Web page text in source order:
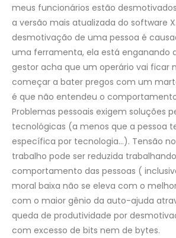
meus funcionários estão
a versão mais atualizada do software
desmotivação de uma pessoa é
uma ferramenta, ela está enganando
gestor acha que um operário vai ficar
começar a bater pregos com um
é que não entendeu o
Problemas pessoais exigem soluções
tecnológicas (a menos que a pessoa
específica por tecnologia…). Tensão
trabalho pode ser reduzida
comportamento das pessoas (
moral baixa não se eleva com o
com o maior gênio da auto-ajuda
queda de produtividade por
com excesso de bits nem de bytes.